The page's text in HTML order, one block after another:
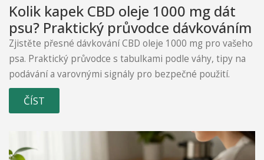
Kolik kapek CBD oleje 1000 mg dát
psu? Praktický průvodce dávkováním
Zjistěte přesné dávkování CBD oleje 1000 mg pro vašeho
psa. Praktický průvodce s tabulkami podle váhy, tipy na
podávání a varovnými signály pro bezpečné použití.
ČÍST